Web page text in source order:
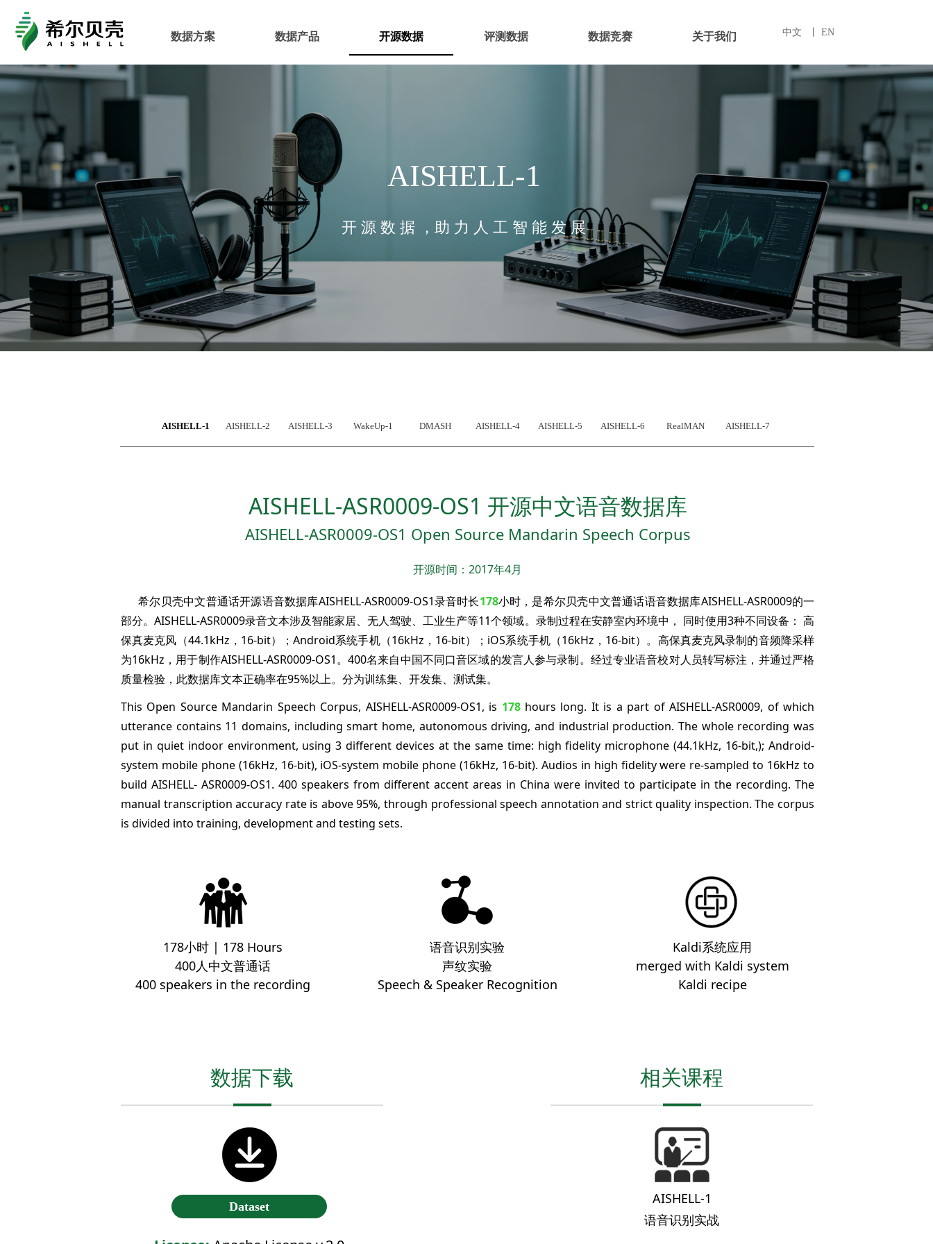
数据方案 数据产品 开源数据 评测数据 数据竞赛 关于我们 中文 丨 EN
AISHELL-1
开 源 数 据 ，助 力 人 工 智 能 发 展
AISHELL-ASR0009-OS1 开源中文语音数据库
AISHELL-ASR0009-OS1 Open Source Mandarin Speech Corpus
开源时间：2017年4月
希尔贝壳中文普通话开源语音数据库AISHELL-ASR0009-OS1录音时长178小时，是希尔贝壳中文普通话语音数据库AISHELL-ASR0009的一
部分。AISHELL-ASR0009录音文本涉及智能家居、无人驾驶、工业生产等11个领域。录制过程在安静室内环境中， 同时使用3种不同设备： 高
保真麦克风（44.1kHz，16-bit）；Android系统手机（16kHz，16-bit）；iOS系统手机（16kHz，16-bit）。高保真麦克风录制的音频降采样
为16kHz，用于制作AISHELL-ASR0009-OS1。400名来自中国不同口音区域的发言人参与录制。经过专业语音校对人员转写标注，并通过严格
质量检验，此数据库文本正确率在95%以上。分为训练集、开发集、测试集。
This Open Source Mandarin Speech Corpus, AISHELL-ASR0009-OS1, is 178hours long. It is a part of AISHELL-ASR0009, of which
utterance contains 11 domains, including smart home, autonomous driving, and industrial production. The whole recording was
put in quiet indoor environment, using 3 different devices at the same time: high fidelity microphone (44.1kHz, 16-bit,); Android-
system mobile phone (16kHz, 16-bit), iOS-system mobile phone (16kHz, 16-bit). Audios in high fidelity were re-sampled to 16kHz to
build AISHELL- ASR0009-OS1. 400 speakers from different accent areas in China were invited to participate in the recording. The
manual transcription accuracy rate is above 95%, through professional speech annotation and strict quality inspection. The corpus
is divided into training, development and testing sets.
语音识别实验
声纹实验
Speech & Speaker Recognition
178小时 | 178 Hours
400人中文普通话
400 speakers in the recording
Kaldi系统应用
merged with Kaldi system
Kaldi recipe
数据下载
Dataset
相关课程
AISHELL-1
语音识别实战
AISHELL-1 AISHELL-2 AISHELL-3 WakeUp-1 DMASH AISHELL-4 AISHELL-5 AISHELL-6 RealMAN AISHELL-7